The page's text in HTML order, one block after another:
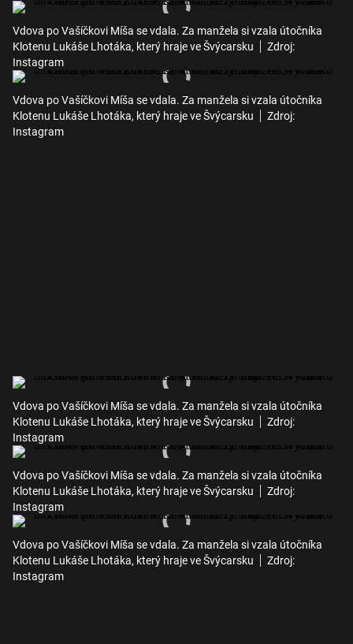
Vdova po Vašíčkovi Míša se vdala. Za manžela si vzala útočníka
Klotenu Lukáše Lhotáka, který hraje ve Švýcarsku
Zdroj:
Instagram
Vdova po Vašíčkovi Míša se vdala. Za manžela si vzala útočníka
Klotenu Lukáše Lhotáka, který hraje ve Švýcarsku
Zdroj:
Instagram
Vdova po Vašíčkovi Míša se vdala. Za manžela si vzala útočníka
Klotenu Lukáše Lhotáka, který hraje ve Švýcarsku
Zdroj:
Instagram
Vdova po Vašíčkovi Míša se vdala. Za manžela si vzala útočníka
Klotenu Lukáše Lhotáka, který hraje ve Švýcarsku
Zdroj:
Instagram
Vdova po Vašíčkovi Míša se vdala. Za manžela si vzala útočníka
Klotenu Lukáše Lhotáka, který hraje ve Švýcarsku
Zdroj:
Instagram